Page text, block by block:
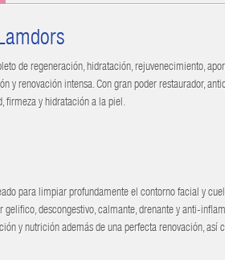
de regeneración, hidratación, rejuvenecimiento,
renovación intensa. Con gran poder restaurador,
firmeza y hidratación a la piel.
para limpiar profundamente el contorno facial y
descongestivo, calmante, drenante y anti-
y nutrición además de una perfecta renovación, así